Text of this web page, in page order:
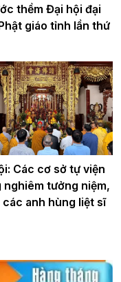
thềm Đại hội đại
giáo tỉnh lần thứ
Các cơ sở tự viện
nghiêm tưởng niệm,
anh hùng liệt sĩ